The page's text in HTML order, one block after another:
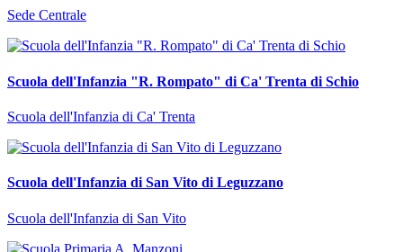
Sede Centrale
Scuola dell'Infanzia "R. Rompato" di Ca' Trenta di Schio
Scuola dell'Infanzia di Ca' Trenta
Scuola dell'Infanzia di San Vito di Leguzzano
Scuola dell'Infanzia di San Vito